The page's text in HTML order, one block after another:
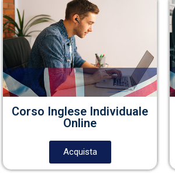
Corso Inglese Individuale
Online
Acquista